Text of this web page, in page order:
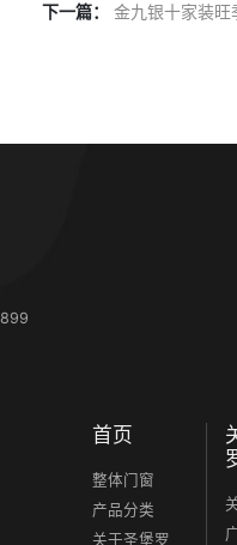
下一篇： 金九银十家装旺
首页
整体门窗
产品分类
关于圣堡罗